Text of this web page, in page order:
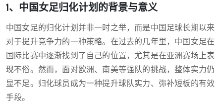
1、中国女足归化计划的背景与意义
中国女足的归化计划并非一时之举，而是中国足球长期以来
对于提升竞争力的一种策略。在过去的几年里，中国女足在
国际比赛中逐渐找到了自己的位置，尤其是在亚洲赛场上表
现不俗。然而，面对欧洲、南美等强队的挑战，整体实力仍
显不足。归化球员成为一种提升球队实力、弥补短板的有效
手段。